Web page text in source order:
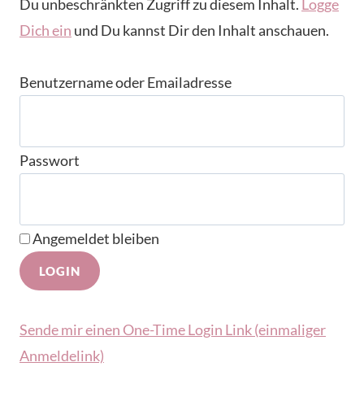
Du unbeschränkten Zugriff zu diesem Inhalt. Logge
Dich ein und Du kannst Dir den Inhalt anschauen.
Benutzername oder Emailadresse
Passwort
Angemeldet bleiben
Sende mir einen One-Time Login Link (einmaliger
Anmeldelink)